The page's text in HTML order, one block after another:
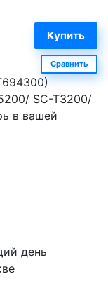
Сравнить
SC-T3200/
в вашей
день